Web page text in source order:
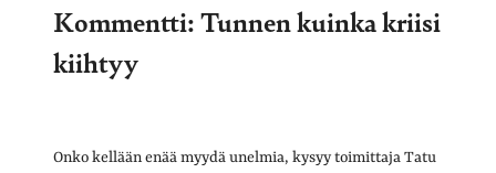
Kommentti: Tunnen kuinka kriisi
kiihtyy
Onko kellään enää myydä unelmia, kysyy toimittaja Tatu